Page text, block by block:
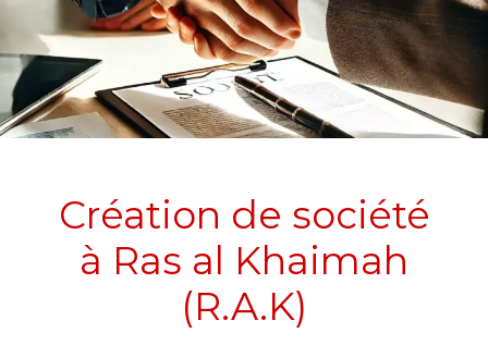
Création de société
à Ras al Khaimah
(R.A.K)